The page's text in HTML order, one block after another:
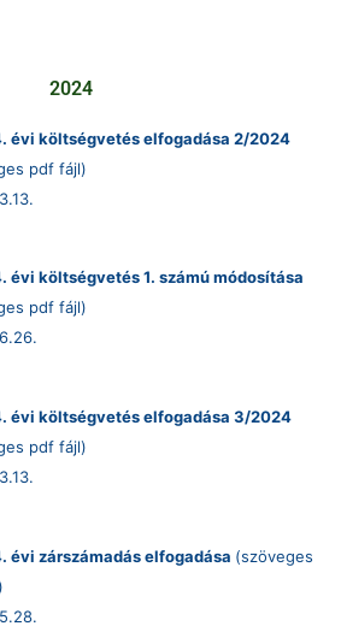
2024
évi költségvetés elfogadása 2/2024
pdf fájl)
évi költségvetés 1. számú módosítása
pdf fájl)
évi költségvetés elfogadása 3/2024
pdf fájl)
évi zárszámadás elfogadása (szöveges